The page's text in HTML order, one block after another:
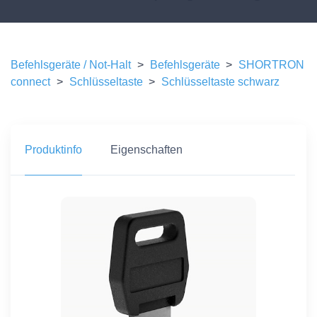
Befehlsgeräte / Not-Halt > Befehlsgeräte > SHORTRON
connect > Schlüsseltaste > Schlüsseltaste schwarz
Produktinfo Eigenschaften